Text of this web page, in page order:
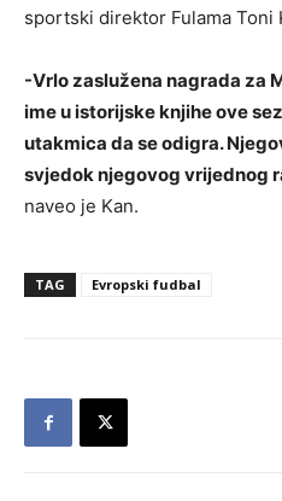
sportski direktor Fulama Toni
-Vrlo zaslužena nagrada za
ime u istorijske knjihe ove
utakmica da se odigra.
svjedok njegovog vrijednog
naveo je Kan.
TAG Evropski fudbal